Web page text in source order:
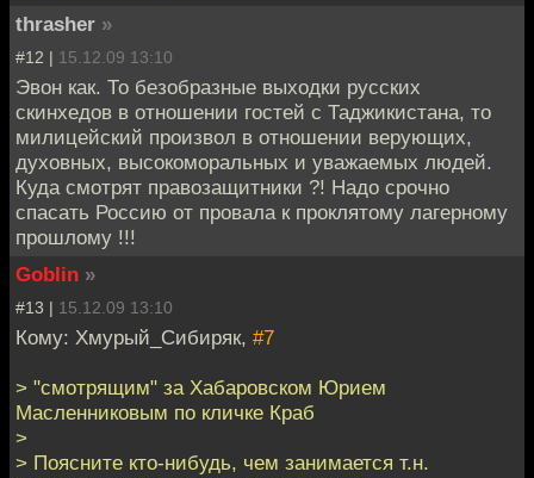
thrasher »
#12 | 15.12.09 13:10
Эвон как. То безобразные выходки русских
скинхедов в отношении гостей с Таджикистана, то
милицейский произвол в отношении верующих,
духовных, высокоморальных и уважаемых людей.
Куда смотрят правозащитники ?! Надо срочно
спасать Россию от провала к проклятому лагерному
прошлому !!!
Goblin »
#13 | 15.12.09 13:10
Кому: Хмурый_Сибиряк, #7
> "смотрящим" за Хабаровском Юрием
Масленниковым по кличке Краб
>
> Поясните кто-нибудь, чем занимается т.н.